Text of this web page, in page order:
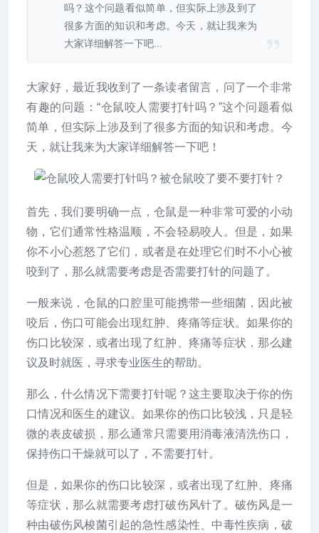
吗？这个问题看似简单，但实际上涉及到了
很多方面的知识和考虑。今天，就让我来为
大家详细解答一下吧...
大家好，最近我收到了一条读者留言，问了一个非常
有趣的问题：“仓鼠咬人需要打针吗？”这个问题看似
简单，但实际上涉及到了很多方面的知识和考虑。今
天，就让我来为大家详细解答一下吧！
首先，我们要明确一点，仓鼠是一种非常可爱的小动
物，它们通常性格温顺，不会轻易咬人。但是，如果
你不小心惹怒了它们，或者是在处理它们时不小心被
咬到了，那么就需要考虑是否需要打针的问题了。
一般来说，仓鼠的口腔里可能携带一些细菌，因此被
咬后，伤口可能会出现红肿、疼痛等症状。如果你的
伤口比较深，或者出现了红肿、疼痛等症状，那么建
议及时就医，寻求专业医生的帮助。
那么，什么情况下需要打针呢？这主要取决于你的伤
口情况和医生的建议。如果你的伤口比较浅，只是轻
微的表皮破损，那么通常只需要用消毒液清洗伤口，
保持伤口干燥就可以了，不需要打针。
但是，如果你的伤口比较深，或者出现了红肿、疼痛
等症状，那么就需要考虑打破伤风针了。破伤风是一
种由破伤风梭菌引起的急性感染性、中毒性疾病，破